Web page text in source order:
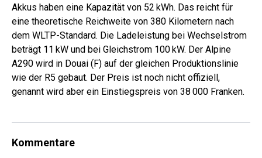
Akkus haben eine Kapazität von 52 kWh. Das reicht für
eine theoretische Reichweite von 380 Kilometern nach
dem WLTP-Standard. Die Ladeleistung bei Wechselstrom
beträgt 11 kW und bei Gleichstrom 100 kW. Der Alpine
A290 wird in Douai (F) auf der gleichen Produktionslinie
wie der R5 gebaut. Der Preis ist noch nicht offiziell,
genannt wird aber ein Einstiegspreis von 38 000 Franken.
Kommentare